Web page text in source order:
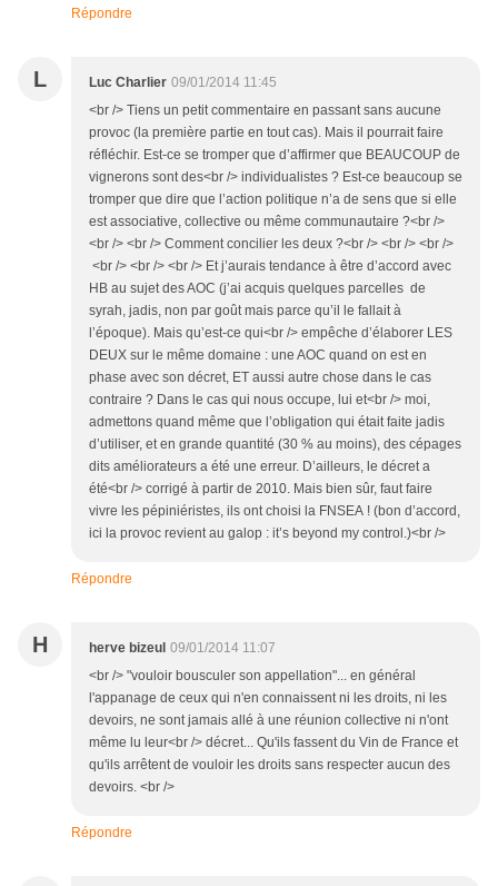
Répondre
L Luc Charlier 09/01/2014 11:45
<br /> Tiens un petit commentaire en passant sans aucune
provoc (la première partie en tout cas). Mais il pourrait faire
réfléchir. Est-ce se tromper que d’affirmer que BEAUCOUP de
vignerons sont des<br /> individualistes ? Est-ce beaucoup se
tromper que dire que l’action politique n’a de sens que si elle
est associative, collective ou même communautaire ?<br />
<br /> <br /> Comment concilier les deux ?<br /> <br /> <br />
<br /> <br /> <br /> Et j’aurais tendance à être d’accord avec
HB au sujet des AOC (j’ai acquis quelques parcelles de
syrah, jadis, non par goût mais parce qu’il le fallait à
l’époque). Mais qu’est-ce qui<br /> empêche d’élaborer LES
DEUX sur le même domaine : une AOC quand on est en
phase avec son décret, ET aussi autre chose dans le cas
contraire ? Dans le cas qui nous occupe, lui et<br /> moi,
admettons quand même que l’obligation qui était faite jadis
d’utiliser, et en grande quantité (30 % au moins), des cépages
dits améliorateurs a été une erreur. D’ailleurs, le décret a
été<br /> corrigé à partir de 2010. Mais bien sûr, faut faire
vivre les pépiniéristes, ils ont choisi la FNSEA ! (bon d’accord,
ici la provoc revient au galop : it’s beyond my control.)<br />
Répondre
H herve bizeul 09/01/2014 11:07
<br /> "vouloir bousculer son appellation"... en général
l'appanage de ceux qui n'en connaissent ni les droits, ni les
devoirs, ne sont jamais allé à une réunion collective ni n'ont
même lu leur<br /> décret... Qu'ils fassent du Vin de France et
qu'ils arrêtent de vouloir les droits sans respecter aucun des
devoirs. <br />
Répondre